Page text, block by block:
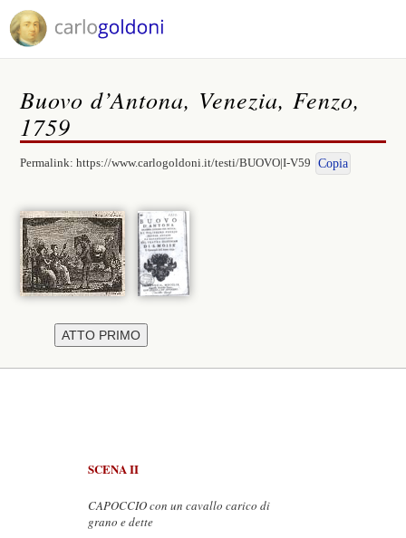
Buovo d’Antona, Venezia, Fenzo,
1759
Permalink:https://www.carlogoldoni.it/testi/BUOVO|I-V59 Copia
SCENA II
CAPOCCIO con un cavallo carico di
grano e dette